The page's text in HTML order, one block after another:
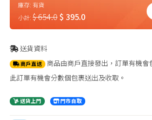
庫存: 有貨
小計: $ 654.0$ 395.0
送貨資料
商戶直送 商品由商戶直接發出，訂單有機會
此訂單有機會分數個包裹送出及收取。
送貨上門 門市自取